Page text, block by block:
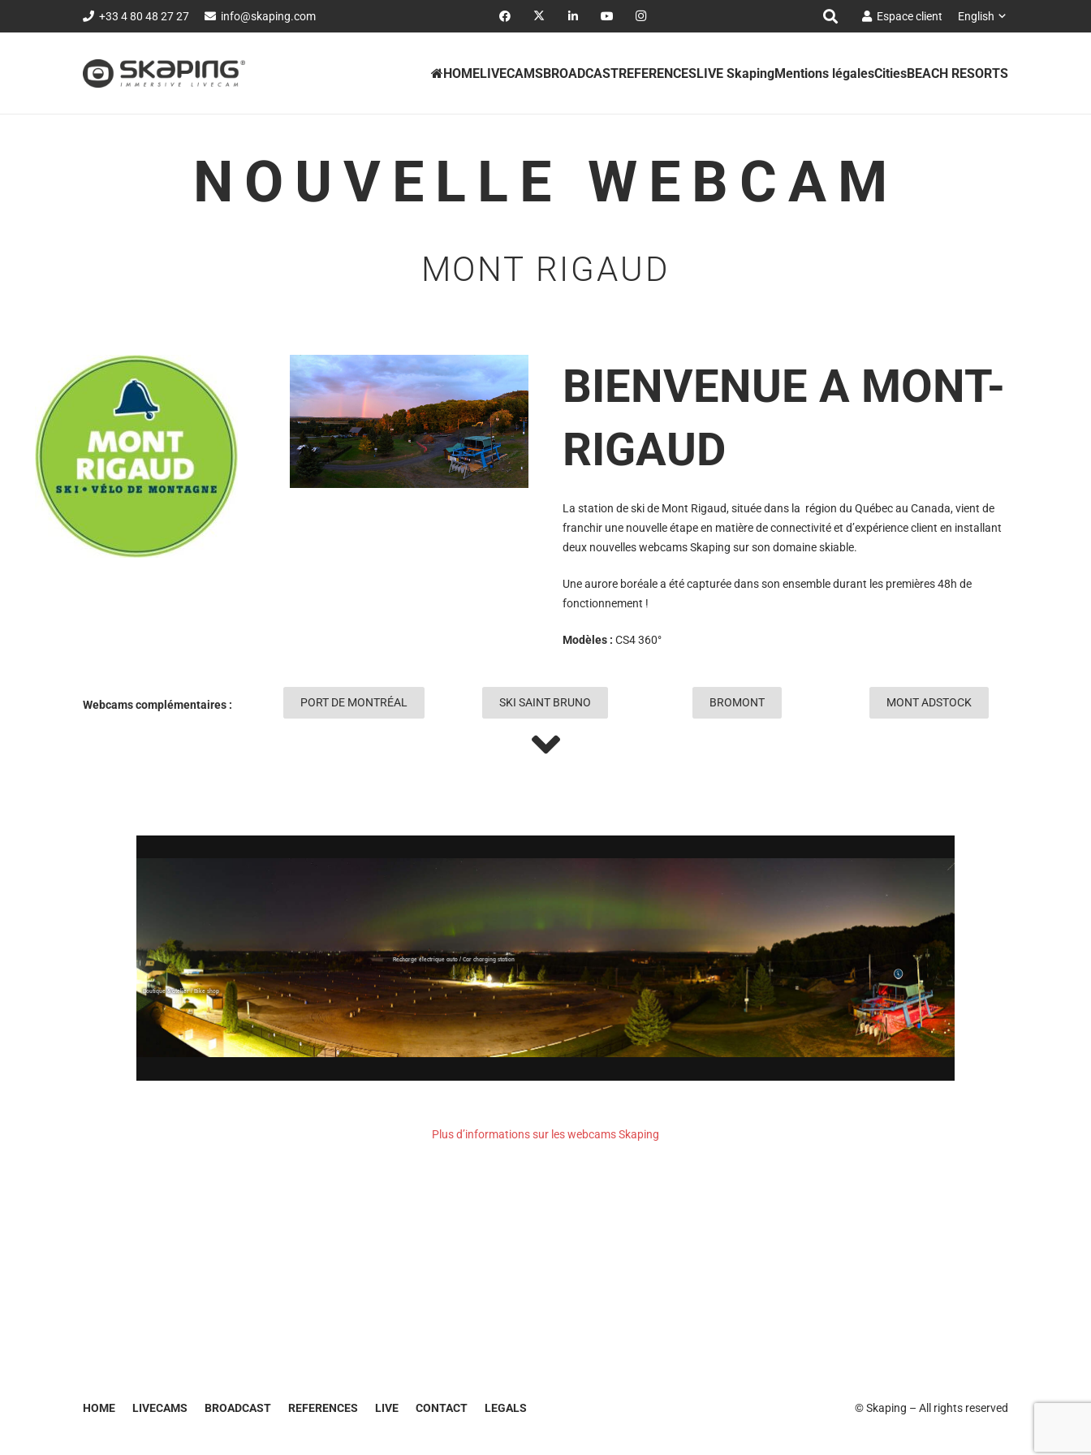
+33 4 80 48 27 27 info@skaping.com Espace client English
HOMELIVECAMSBROADCASTREFERENCESLIVE SkapingMentions légalesCitiesBEACH RESORTS
NOUVELLE WEBCAM
MONT RIGAUD
BIENVENUE A MONT-
RIGAUD
La station de ski de Mont Rigaud, située dans la région du Québec au Canada, vient de
franchir une nouvelle étape en matière de connectivité et d’expérience client en installant
deux nouvelles webcams Skaping sur son domaine skiable.
Une aurore boréale a été capturée dans son ensemble durant les premières 48h de
fonctionnement !
Modèles : CS4 360°
Webcams complémentaires : PORT DE MONTRÉAL SKI SAINT BRUNO BROMONT MONT ADSTOCK
Plus d’informations sur les webcams Skaping
HOME LIVECAMS BROADCAST REFERENCES LIVE CONTACT LEGALS © Skaping – All rights reserved